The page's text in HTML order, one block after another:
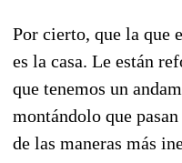
Por cierto, que la que
es la casa. Le están
que tenemos un
montándolo que
de las maneras más